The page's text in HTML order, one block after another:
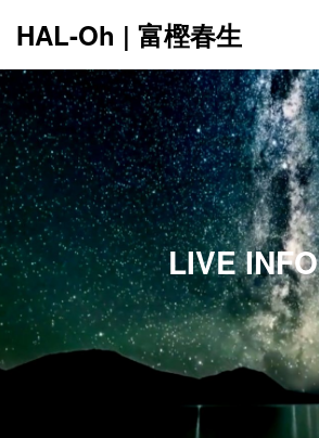
HAL-Oh | 富樫春生
LIVE INFO
12:00 AM
1:00 AM
2:00 AM